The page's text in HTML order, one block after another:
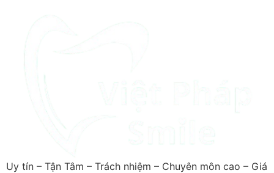
Uy tín – Tận Tâm – Trách nhiệm – Chuyên môn cao – Giá